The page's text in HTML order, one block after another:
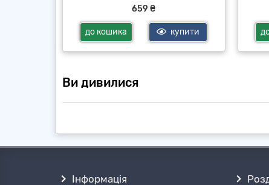
659 ₴
до кошика купити
Ви дивилися
Інформація